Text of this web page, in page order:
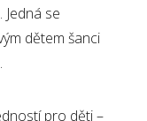
se
dětem šanci
ji.
pro děti –